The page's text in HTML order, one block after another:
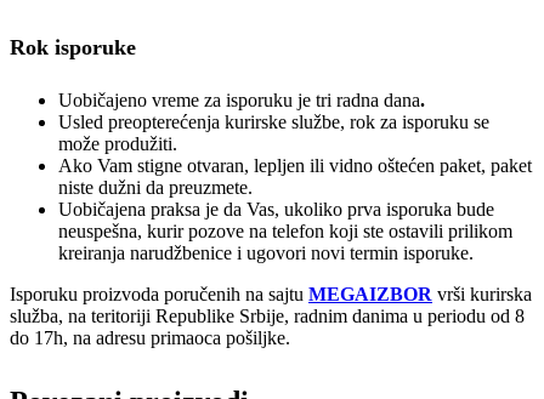
Rok isporuke
Uobičajeno vreme za isporuku je tri radna dana.
Usled preopterećenja kurirske službe, rok za isporuku se
može produžiti.
Ako Vam stigne otvaran, lepljen ili vidno oštećen paket, paket
niste dužni da preuzmete.
Uobičajena praksa je da Vas, ukoliko prva isporuka bude
neuspešna, kurir pozove na telefon koji ste ostavili prilikom
kreiranja narudžbenice i ugovori novi termin isporuke.
Isporuku proizvoda poručenih na sajtu MEGAIZBOR vrši kurirska
služba, na teritoriji Republike Srbije, radnim danima u periodu od 8
do 17h, na adresu primaoca pošiljke.